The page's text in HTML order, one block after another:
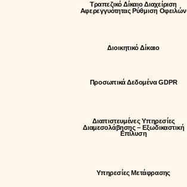
Τραπεζικό Δίκαιο Διαχείριση
Αφερεγγυότητας Ρύθμιση Οφειλών
Διοικητικό Δίκαιο
Προσωπικά Δεδομένα GDPR
Διαπιστευμένες Υπηρεσίες
Διαμεσολάβησης – Εξωδικαστική
Επίλυση
Υπηρεσίες Μετάφρασης